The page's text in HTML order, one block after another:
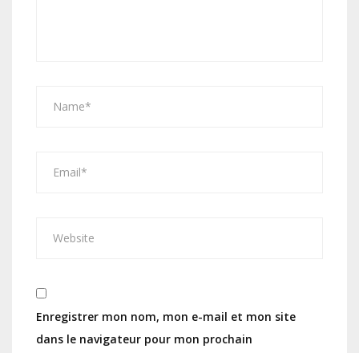
Enregistrer mon nom, mon e-mail et mon site
dans le navigateur pour mon prochain